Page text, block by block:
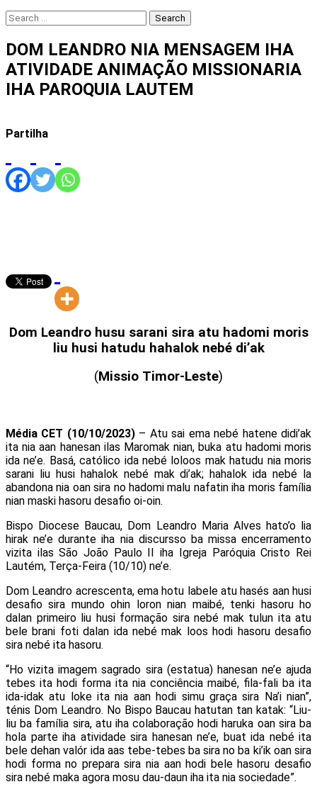
Search
for:
DOM LEANDRO NIA MENSAGEM IHA
ATIVIDADE ANIMAÇÃO MISSIONARIA
IHA PAROQUIA LAUTEM
Partilha
Dom Leandro husu sarani sira atu hadomi moris
liu husi hatudu hahalok nebé di’ak
(Missio Timor-Leste)
Média CET (10/10/2023)– Atu sai ema nebé hatene didi’ak
ita nia aan hanesan ilas Maromak nian, buka atu hadomi moris
ida ne’e. Basá, católico ida nebé loloos mak hatudu nia moris
sarani liu husi hahalok nebé mak di’ak; hahalok ida nebé la
abandona nia oan sira no hadomi malu nafatin iha moris família
nian maski hasoru desafio oi-oin.
Bispo Diocese Baucau, Dom Leandro Maria Alves hato’o lia
hirak ne’e durante iha nia discursso ba missa encerramento
vizita ilas São João Paulo II iha Igreja Paróquia Cristo Rei
Lautém, Terça-Feira (10/10) ne’e.
Dom Leandro acrescenta, ema hotu labele atu hasés aan husi
desafio sira mundo ohin loron nian maibé, tenki hasoru ho
dalan primeiro liu husi formação sira nebé mak tulun ita atu
bele brani foti dalan ida nebé mak loos hodi hasoru desafio
sira nebé ita hasoru.
“Ho vizita imagem sagrado sira (estatua) hanesan ne’e ajuda
tebes ita hodi forma ita nia conciência maibé, fila-fali ba ita
ida-idak atu loke ita nia aan hodi simu graça sira Na’i nian”,
ténis Dom Leandro. No Bispo Baucau hatutan tan katak: “Liu-
liu ba família sira, atu iha colaboração hodi haruka oan sira ba
hola parte iha atividade sira hanesan ne’e, buat ida nebé ita
bele dehan valór ida aas tebe-tebes ba sira no ba ki’ik oan sira
hodi forma no prepara sira nia aan hodi bele hasoru desafio
sira nebé maka agora mosu dau-daun iha ita nia sociedade”.